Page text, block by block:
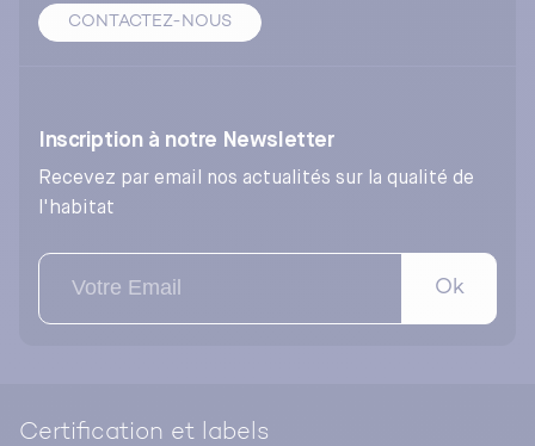
CONTACTEZ-NOUS
Inscription à notre Newsletter
Recevez par email nos actualités sur la qualité de
l'habitat
Ok
Certification et labels